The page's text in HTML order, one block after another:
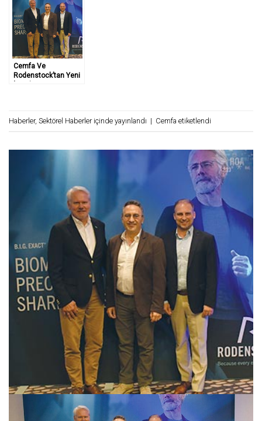
Cemfa Ve
Rodenstock’tan Yeni
Haberler, Sektörel Haberleriçinde yayınlandı | Cemfa etiketlendi